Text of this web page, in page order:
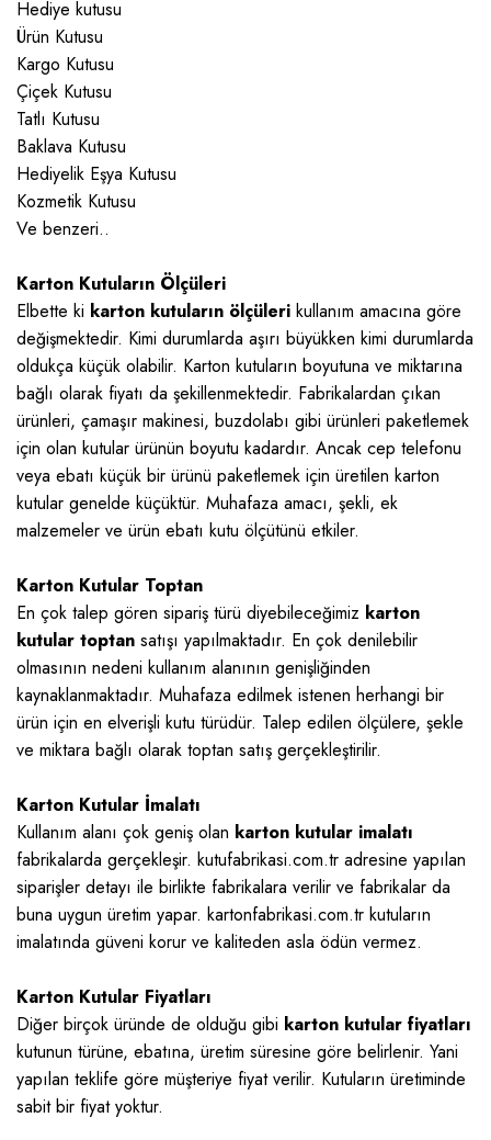
Hediye kutusu
Ürün Kutusu
Kargo Kutusu
Çiçek Kutusu
Tatlı Kutusu
Baklava Kutusu
Hediyelik Eşya Kutusu
Kozmetik Kutusu
Ve benzeri..
Karton Kutuların Ölçüleri
Elbette ki karton kutuların ölçüleri kullanım amacına göre
değişmektedir. Kimi durumlarda aşırı büyükken kimi durumlarda
oldukça küçük olabilir. Karton kutuların boyutuna ve miktarına
bağlı olarak fiyatı da şekillenmektedir. Fabrikalardan çıkan
ürünleri, çamaşır makinesi, buzdolabı gibi ürünleri paketlemek
için olan kutular ürünün boyutu kadardır. Ancak cep telefonu
veya ebatı küçük bir ürünü paketlemek için üretilen karton
kutular genelde küçüktür. Muhafaza amacı, şekli, ek
malzemeler ve ürün ebatı kutu ölçütünü etkiler.
Karton Kutular Toptan
En çok talep gören sipariş türü diyebileceğimiz karton
kutular toptan satışı yapılmaktadır. En çok denilebilir
olmasının nedeni kullanım alanının genişliğinden
kaynaklanmaktadır. Muhafaza edilmek istenen herhangi bir
ürün için en elverişli kutu türüdür. Talep edilen ölçülere, şekle
ve miktara bağlı olarak toptan satış gerçekleştirilir.
Karton Kutular İmalatı
Kullanım alanı çok geniş olan karton kutular imalatı
fabrikalarda gerçekleşir. kutufabrikasi.com.tr adresine yapılan
siparişler detayı ile birlikte fabrikalara verilir ve fabrikalar da
buna uygun üretim yapar. kartonfabrikasi.com.tr kutuların
imalatında güveni korur ve kaliteden asla ödün vermez.
Karton Kutular Fiyatları
Diğer birçok üründe de olduğu gibi karton kutular fiyatları
kutunun türüne, ebatına, üretim süresine göre belirlenir. Yani
yapılan teklife göre müşteriye fiyat verilir. Kutuların üretiminde
sabit bir fiyat yoktur.